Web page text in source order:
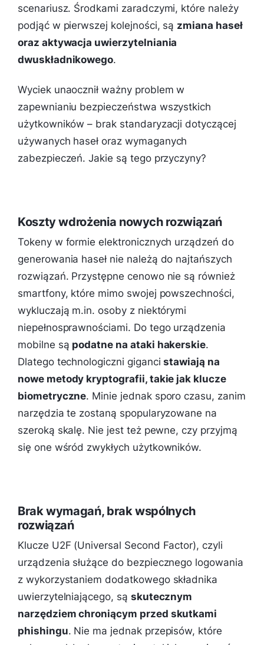
scenariusz. Środkami zaradczymi, które należy
podjąć w pierwszej kolejności, są zmiana haseł
oraz aktywacja uwierzytelniania
dwuskładnikowego.
Wyciek unaocznił ważny problem w
zapewnianiu bezpieczeństwa wszystkich
użytkowników – brak standaryzacji dotyczącej
używanych haseł oraz wymaganych
zabezpieczeń. Jakie są tego przyczyny?
Koszty wdrożenia nowych rozwiązań
Tokeny w formie elektronicznych urządzeń do
generowania haseł nie należą do najtańszych
rozwiązań. Przystępne cenowo nie są również
smartfony, które mimo swojej powszechności,
wykluczają m.in. osoby z niektórymi
niepełnosprawnościami. Do tego urządzenia
mobilne są podatne na ataki hakerskie.
Dlatego technologiczni gigancistawiają na
nowe metody kryptografii, takie jak klucze
biometryczne. Minie jednak sporo czasu, zanim
narzędzia te zostaną spopularyzowane na
szeroką skalę. Nie jest też pewne, czy przyjmą
się one wśród zwykłych użytkowników.
Brak wymagań, brak wspólnych
rozwiązań
Klucze U2F (Universal Second Factor), czyli
urządzenia służące do bezpiecznego logowania
z wykorzystaniem dodatkowego składnika
uwierzytelniającego, są skutecznym
narzędziem chroniącym przed skutkami
phishingu. Nie ma jednak przepisów, które